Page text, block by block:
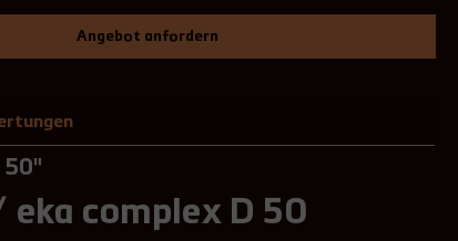
Angebot anfordern
50"
complex D 50